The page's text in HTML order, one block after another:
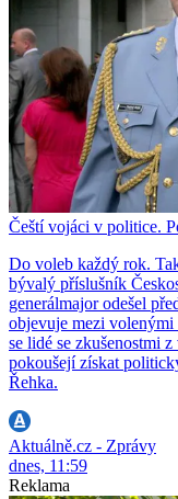
Čeští vojáci v politice.
Do voleb každý rok.
bývalý příslušník
generálmajor odešel
objevuje mezi
se lidé se zkušenostmi
pokoušejí získat
Řehka.
Aktuálně.cz - Zprávy
dnes, 11:59
Reklama